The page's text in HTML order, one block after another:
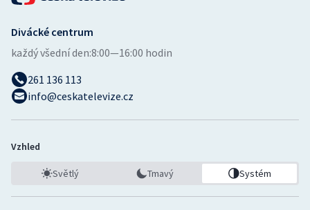
Vodní slalom
Volejbal
Ostatní
Divácké centrum
každý všední den:8:00—16:00 hodin
261 136 113
info@ceskatelevize.cz
Vzhled
Světlý Tmavý Systém